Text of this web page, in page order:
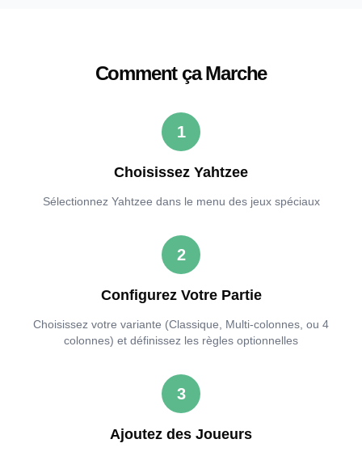
Comment ça Marche
1
Choisissez Yahtzee
Sélectionnez Yahtzee dans le menu des jeux spéciaux
2
Configurez Votre Partie
Choisissez votre variante (Classique, Multi-colonnes, ou 4
colonnes) et définissez les règles optionnelles
3
Ajoutez des Joueurs